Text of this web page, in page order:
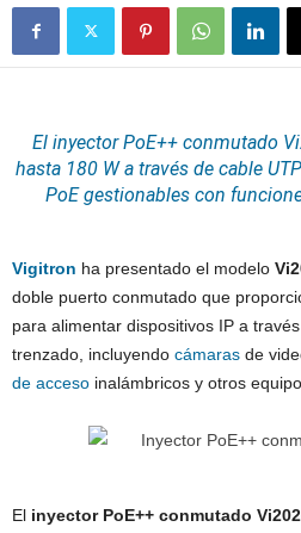
El inyectorPoE++ conmutado
hasta 180 W a través de cable
PoE gestionables con
Vigitron ha presentado el modelo
doble puerto conmutado que
para alimentar dispositivos IP a
trenzado, incluyendo cámaras de
de acceso inalámbricos y otros
El inyector PoE++ conmutado